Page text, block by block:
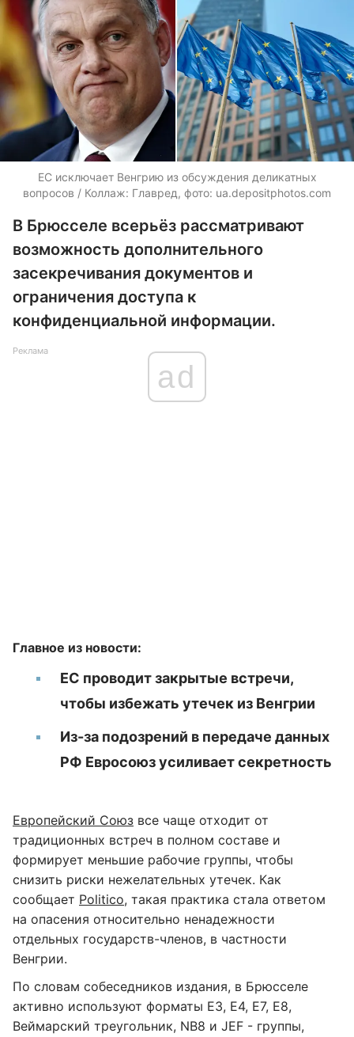
ЕС исключает Венгрию из обсуждения деликатных
вопросов / Коллаж: Главред, фото: ua.depositphotos.com
В Брюсселе всерьёз рассматривают
возможность дополнительного
засекречивания документов и
ограничения доступа к
конфиденциальной информации.
Реклама
ad
Главное из новости:
ЕС проводит закрытые встречи,
чтобы избежать утечек из Венгрии
Из-за подозрений в передаче данных
РФ Евросоюз усиливает секретность
Европейский Союз все чаще отходит от
традиционных встреч в полном составе и
формирует меньшие рабочие группы, чтобы
снизить риски нежелательных утечек. Как
сообщает Politico, такая практика стала ответом
на опасения относительно ненадежности
отдельных государств-членов, в частности
Венгрии.
По словам собеседников издания, в Брюсселе
активно используют форматы E3, E4, E7, E8,
Веймарский треугольник, NB8 и JEF - группы,